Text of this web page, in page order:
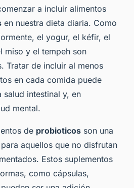
a incluir alimentos
en nuestra dieta diaria. Como
el yogur, el kéfir, el
miso y el tempeh son
Tratar de incluir al menos
en cada comida puede
salud intestinal y, en
mental.
de probioticos son una
aquellos que no disfrutan
Estos suplementos
como cápsulas,